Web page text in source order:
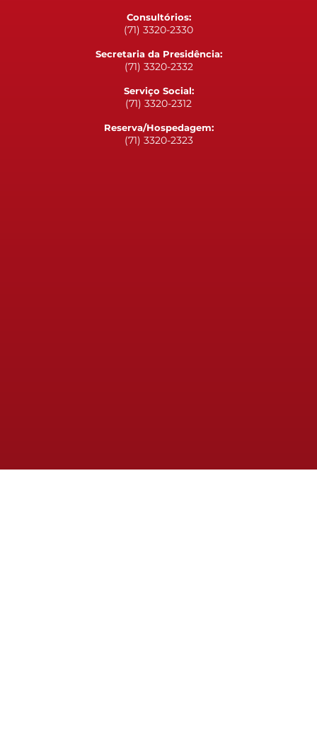
Consultórios:
(71) 3320-2330
Secretaria da Presidência:
(71) 3320-2332
Serviço Social:
(71) 3320-2312
Reserva/Hospedagem:
(71) 3320-2323